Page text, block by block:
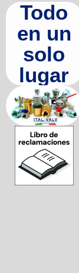
Todo
en un
solo
lugar